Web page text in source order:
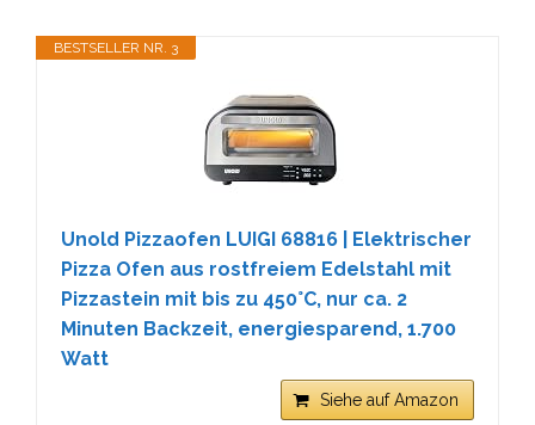
BESTSELLER NR. 3
Unold Pizzaofen LUIGI 68816 | Elektrischer
Pizza Ofen aus rostfreiem Edelstahl mit
Pizzastein mit bis zu 450°C, nur ca. 2
Minuten Backzeit, energiesparend, 1.700
Watt
Siehe auf Amazon